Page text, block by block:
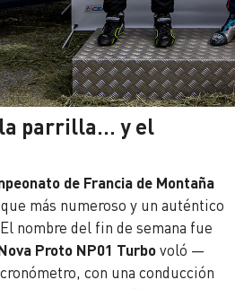
la parrilla… y el
de Francia de Montaña
más numeroso y un auténtico
nombre del fin de semana fue
Proto NP01 Turbovoló —
con una conducción